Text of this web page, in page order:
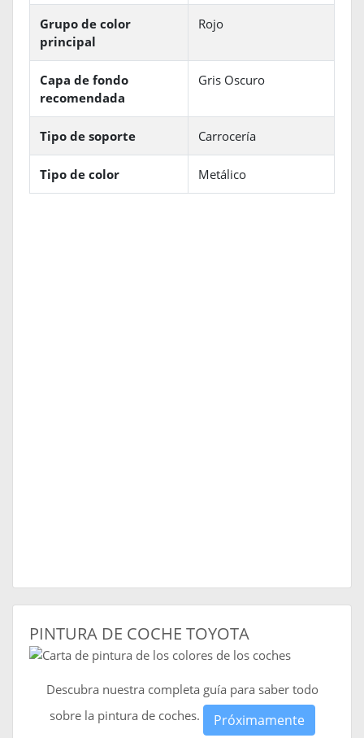
Grupo de color
principal
Rojo
Capa de fondo
recomendada
Gris Oscuro
Tipo de soporte Carrocería
Tipo de color Metálico
PINTURA DE COCHE TOYOTA
Descubra nuestra completa guía para saber todo
sobre la pintura de coches.
Próximamente